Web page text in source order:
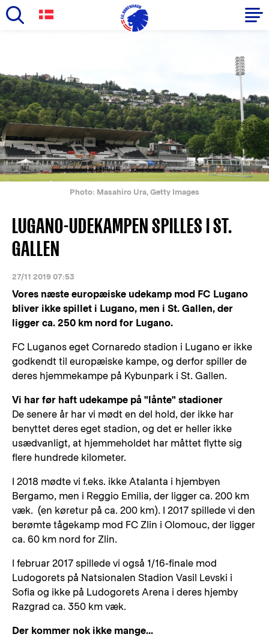
content
navigation
-
English
Photo: Masahiro Ura, Getty Images
LUGANO-UDEKAMPEN SPILLES I ST.
GALLEN
27/11 2019 07:53
Vores næste europæiske udekamp mod FC Lugano
bliver ikke spillet i Lugano, men i St. Gallen, der
ligger ca. 250 km nord for Lugano.
FC Luganos eget Cornaredo stadion i Lugano er ikke
godkendt til europæiske kampe, og derfor spiller de
deres hjemmekampe på Kybunpark i St. Gallen.
Vi har før haft udekampe på "lånte" stadioner
De senere år har vi mødt en del hold, der ikke har
benyttet deres eget stadion, og det er heller ikke
usædvanligt, at hjemmeholdet har måttet flytte sig
flere hundrede kilometer.
I 2018 mødte vi f.eks. ikke Atalanta i hjembyen
Bergamo, men i Reggio Emilia, der ligger ca. 200 km
væk. (en køretur på ca. 200 km). I 2017 spillede vi den
berømte tågekamp mod FC Zlin i Olomouc, der ligger
ca. 60 km nord for Zlin.
I februar 2017 spillede vi også 1/16-finale mod
Ludogorets på Natsionalen Stadion Vasil Levski i
Sofia og ikke på Ludogorets Arena i deres hjemby
Razgrad ca. 350 km væk.
Der kommer nok ikke mange...